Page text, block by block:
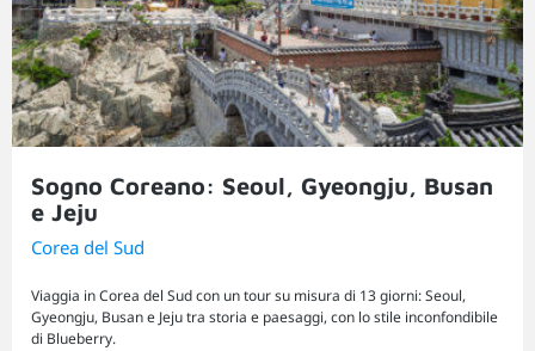
Sogno Coreano: Seoul, Gyeongju, Busan
e Jeju
Corea del Sud
Viaggia in Corea del Sud con un tour su misura di 13 giorni: Seoul,
Gyeongju, Busan e Jeju tra storia e paesaggi, con lo stile inconfondibile
di Blueberry.